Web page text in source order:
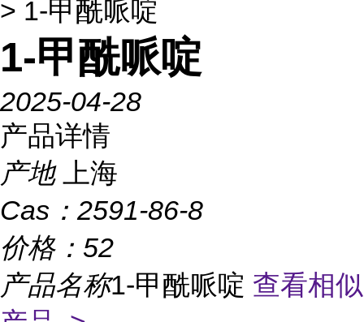
> 1-甲酰哌啶
1-甲酰哌啶
2025-04-28
产品详情
产地
上海
Cas： 2591-86-8
价格： 52
产品名称1-甲酰哌啶 查看相似